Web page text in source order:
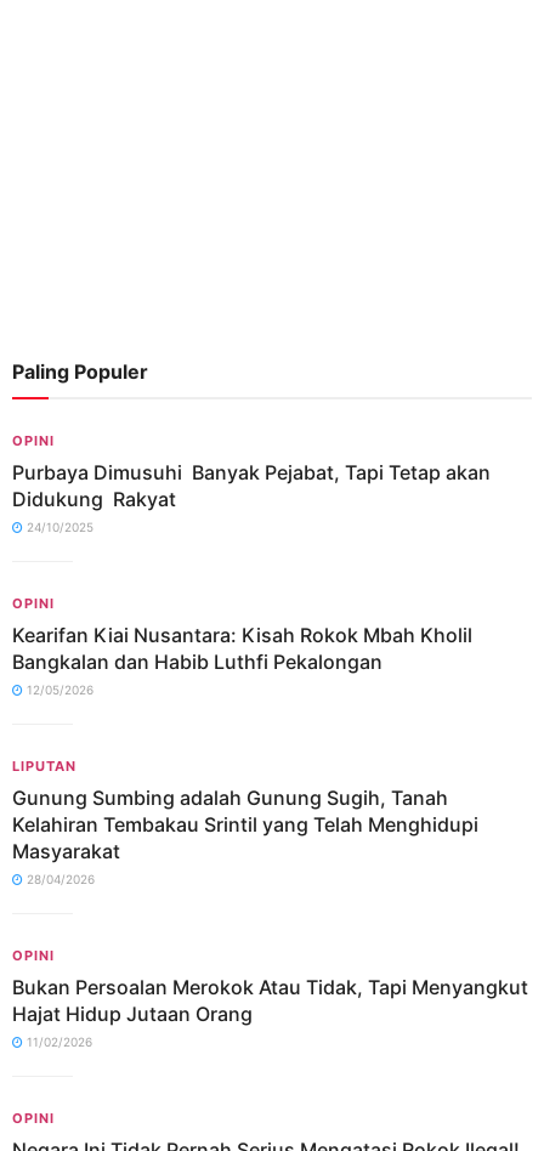
Paling Populer
OPINI
Purbaya Dimusuhi Banyak Pejabat, Tapi Tetap akan
Didukung Rakyat
24/10/2025
OPINI
Kearifan Kiai Nusantara: Kisah Rokok Mbah Kholil
Bangkalan dan Habib Luthfi Pekalongan
12/05/2026
LIPUTAN
Gunung Sumbing adalah Gunung Sugih, Tanah
Kelahiran Tembakau Srintil yang Telah Menghidupi
Masyarakat
28/04/2026
OPINI
Bukan Persoalan Merokok Atau Tidak, Tapi Menyangkut
Hajat Hidup Jutaan Orang
11/02/2026
OPINI